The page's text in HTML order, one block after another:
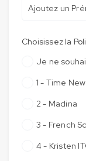
Choisissez la
Je ne
1 - Time
2 - Madina
3 - French
4 - Kristen